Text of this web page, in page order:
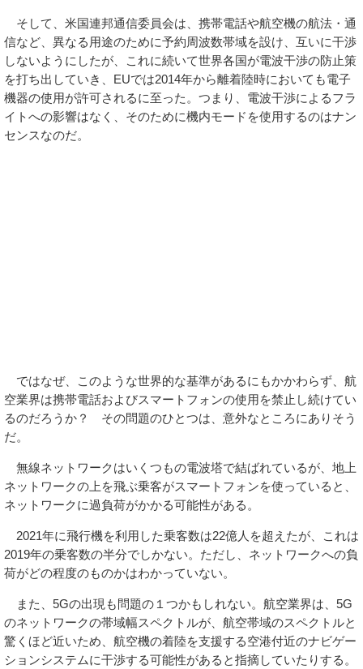
そして、米国連邦通信委員会は、携帯電話や航空機の航法・通
信など、異なる用途のために予約周波数帯域を設け、互いに干渉
しないようにしたが、これに続いて世界各国が電波干渉の防止策
を打ち出していき、EUでは2014年から離着陸時においても電子
機器の使用が許可されるに至った。つまり、電波干渉によるフラ
イトへの影響はなく、そのために機内モードを使用するのはナン
センスなのだ。
ではなぜ、このような世界的な基準があるにもかかわらず、航
空業界は携帯電話およびスマートフォンの使用を禁止し続けてい
るのだろうか？ その問題のひとつは、意外なところにありそう
だ。
無線ネットワークはいくつもの電波塔で結ばれているが、地上
ネットワークの上を飛ぶ乗客がスマートフォンを使っていると、
ネットワークに過負荷がかかる可能性がある。
2021年に飛行機を利用した乗客数は22億人を超えたが、これは
2019年の乗客数の半分でしかない。ただし、ネットワークへの負
荷がどの程度のものかはわかっていない。
また、5Gの出現も問題の１つかもしれない。航空業界は、5G
のネットワークの帯域幅スペクトルが、航空帯域のスペクトルと
驚くほど近いため、航空機の着陸を支援する空港付近のナビゲー
ションシステムに干渉する可能性があると指摘していたりする。